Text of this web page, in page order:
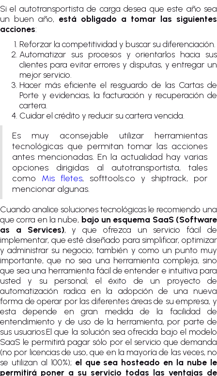
Si el autotransportista de carga desea que este año sea
un buen año, está obligado a tomar las siguientes
acciones:
Reforzar la competitividad y buscar su diferenciación.
Automatizar sus procesos y orientarlos hacia sus
clientes para evitar errores y disputas, y entregar un
mejor servicio.
Hacer más eficiente el resguardo de las Cartas de
Porte y evidencias, la facturación y recuperación de
cartera.
Cuidar el crédito y reducir su cartera vencida.
Es muy aconsejable utilizar herramientas
tecnológicas que permitan tomar las acciones
antes mencionadas. En la actualidad hay varias
opciones dirigidas al autotransportista, tales
como Mis fletes, softtools.co y shiptrack, por
mencionar algunas.
Cuando analice soluciones tecnológicas le recomiendo una
que corra en la nube, bajo un esquema SaaS (Software
as a Services), y que ofrezca un servicio fácil de
implementar, que esté diseñado para simplificar, optimizar
y administrar su negocio; también y como un punto muy
importante, que no sea una herramienta compleja, sino
que sea una herramienta fácil de entender e intuitiva para
usted y su personal; el éxito de un proyecto de
automatización radica en la adopción de una nueva
forma de operar por las diferentes áreas de su empresa, y
esta depende en gran medida de la facilidad de
entendimiento y de uso de la herramienta, por parte de
sus usuarios.El que la solución sea ofrecida bajo el modelo
SaaS le permitirá pagar sólo por el servicio que demanda
(no por licencias de uso, que en la mayoría de las veces, no
se utilizan al 100%); el que sea hosteado en la nube le
permitirá poner a su servicio todas las ventajas de